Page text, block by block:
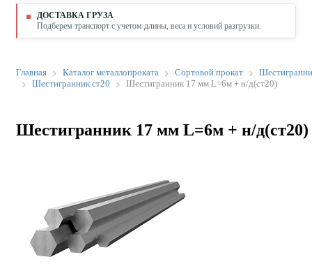
ДОСТАВКА ГРУЗА
Подберем транспорт с учетом длины, веса и условий разгрузки.
Главная Каталог металлопроката Сортовой прокат
Шестигранник ст20
Шестигранник 17 мм L=6м + н/д(ст20)
Шестигранник 17 мм L=6м + н/д(ст20)